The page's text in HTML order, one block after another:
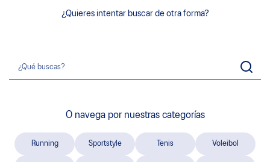
¿Quieres intentar buscar de otra forma?
O navega por nuestras categorías
Running Sportstyle Tenis Voleibol